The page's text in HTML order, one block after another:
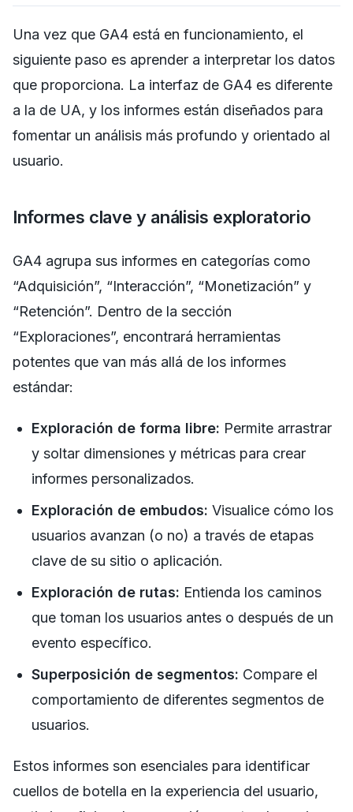
Una vez que GA4 está en funcionamiento, el
siguiente paso es aprender a interpretar los datos
que proporciona. La interfaz de GA4 es diferente
a la de UA, y los informes están diseñados para
fomentar un análisis más profundo y orientado al
usuario.
Informes clave y análisis exploratorio
GA4 agrupa sus informes en categorías como
“Adquisición”, “Interacción”, “Monetización” y
“Retención”. Dentro de la sección
“Exploraciones”, encontrará herramientas
potentes que van más allá de los informes
estándar:
Exploración de forma libre: Permite arrastrar
y soltar dimensiones y métricas para crear
informes personalizados.
Exploración de embudos: Visualice cómo los
usuarios avanzan (o no) a través de etapas
clave de su sitio o aplicación.
Exploración de rutas: Entienda los caminos
que toman los usuarios antes o después de un
evento específico.
Superposición de segmentos: Compare el
comportamiento de diferentes segmentos de
usuarios.
Estos informes son esenciales para identificar
cuellos de botella en la experiencia del usuario,